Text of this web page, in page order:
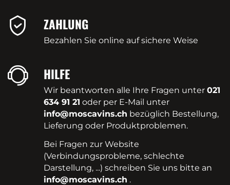
ZAHLUNG
Bezahlen Sie online auf sichere Weise
HILFE
Wir beantworten alle Ihre Fragen unter021
634 91 21 oder per E-Mail unter
info@moscavins.ch bezüglich Bestellung,
Lieferung oder Produktproblemen.
Bei Fragen zur Website
(Verbindungsprobleme, schlechte
Darstellung, ...) schreiben Sie uns bitte an
info@moscavins.ch .